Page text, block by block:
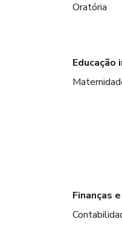
Oratória
Finanças